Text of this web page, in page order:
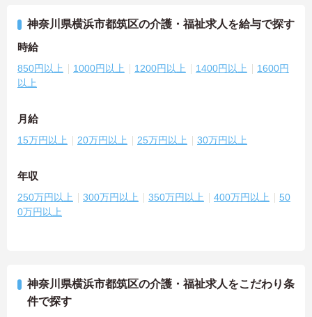
神奈川県横浜市都筑区の介護・福祉求人を給与で探す
時給
850円以上 1000円以上 1200円以上 1400円以上
1600円
以上
月給
15万円以上 20万円以上 25万円以上 30万円以上
年収
250万円以上 300万円以上 350万円以上 400万円以上
50
0万円以上
神奈川県横浜市都筑区の介護・福祉求人をこだわり条
件で探す